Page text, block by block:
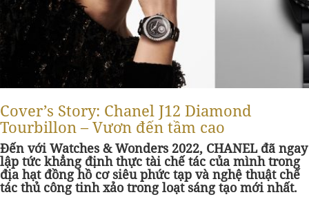
Cover’s Story: Chanel J12 Diamond
Tourbillon – Vươn đến tầm cao
Đến với Watches & Wonders 2022, CHANEL đã ngay
lập tức khẳng định thực tài chế tác của mình trong
địa hạt đồng hồ cơ siêu phức tạp và nghệ thuật chế
tác thủ công tinh xảo trong loạt sáng tạo mới nhất.